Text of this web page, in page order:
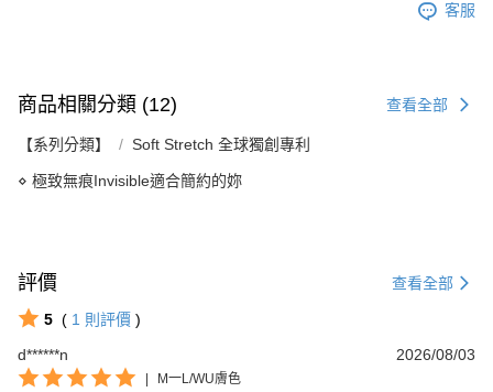
客服
商品相關分類 (12) 查看全部
【系列分類】 Soft Stretch 全球獨創專利
⋄ 極致無痕Invisible適合簡約的妳
評價 查看全部
5 ( 1 則評價 )
d******n
2026/08/03
| M一L/WU膚色